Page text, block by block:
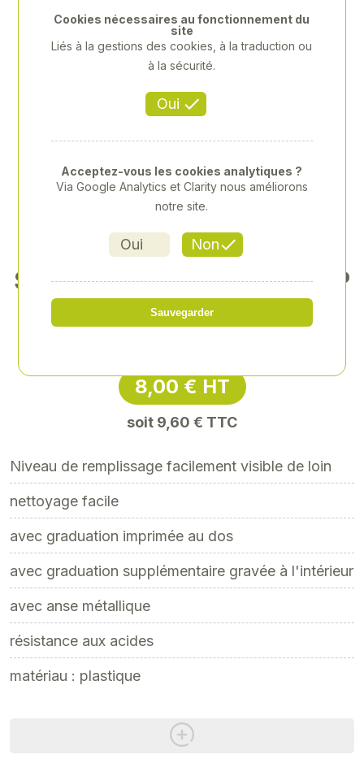
SEAU A VEAU BLEU TRANSP
ARENT SANS ACCESS
8,00 € HT
soit 9,60 € TTC
Niveau de remplissage facilement visible de loin
nettoyage facile
avec graduation imprimée au dos
avec graduation supplémentaire gravée à l'intérieur
avec anse métallique
résistance aux acides
matériau : plastique
Oui
Cookies nécessaires au fonctionnement du
site
Liés à la gestions des cookies, à la traduction ou
à la sécurité.
Oui Non
Acceptez-vous les cookies analytiques ?
Via Google Analytics et Clarity nous améliorons
notre site.
Sauvegarder